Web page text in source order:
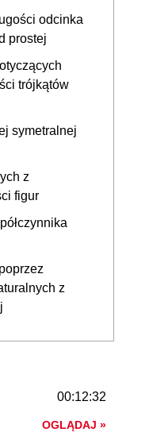
odcinka
prostej
trójkątów
symetralnej
z
figur
z
00:12:32
OGLĄDAJ »